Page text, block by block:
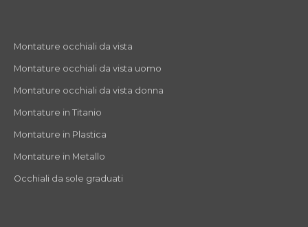
Montature occhiali da vista
Montature occhiali da vista uomo
Montature occhiali da vista donna
Montature in Titanio
Montature in Plastica
Montature in Metallo
Occhiali da sole graduati